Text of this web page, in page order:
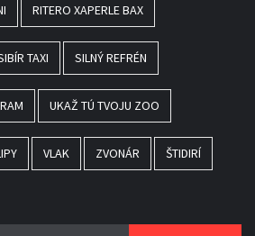
RITERO XAPERLE BAX
TAXI SILNÝ REFRÉN
UKAŽ TÚ TVOJU ZOO
VLAK ZVONÁR ŠTIDIRÍ